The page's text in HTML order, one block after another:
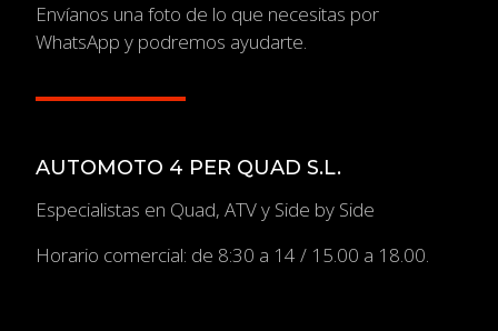
Envíanos una foto de lo que necesitas por
WhatsApp y podremos ayudarte.
AUTOMOTO 4 PER QUAD S.L.
Especialistas en Quad, ATV y Side by Side
Horario comercial: de 8:30 a 14 / 15.00 a 18.00.